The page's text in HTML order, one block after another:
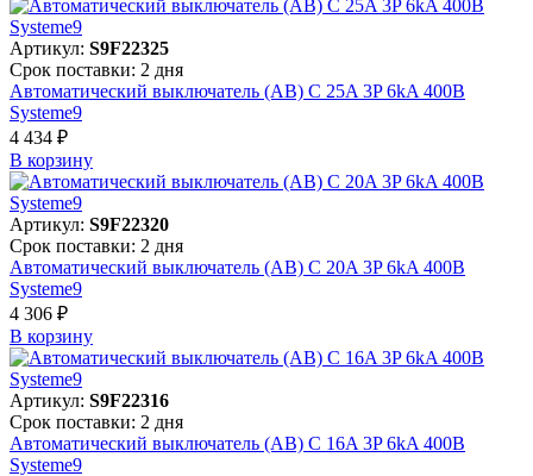
Артикул: S9F22325
Срок поставки: 2 дня
Автоматический выключатель (АВ) C 25A 3P 6kA 400В
Systeme9
4 434 ₽
В корзинy
Артикул: S9F22320
Срок поставки: 2 дня
Автоматический выключатель (АВ) C 20A 3P 6kA 400В
Systeme9
4 306 ₽
В корзинy
Артикул: S9F22316
Срок поставки: 2 дня
Автоматический выключатель (АВ) C 16A 3P 6kA 400В
Systeme9